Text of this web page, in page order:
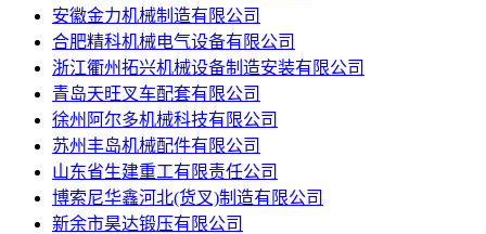
安徽金力机械制造有限公司
合肥精科机械电气设备有限公司
浙江衢州拓兴机械设备制造安装有限公司
青岛天旺叉车配套有限公司
徐州阿尔多机械科技有限公司
苏州丰岛机械配件有限公司
山东省生建重工有限责任公司
博索尼华鑫河北(货叉)制造有限公司
新余市昊达锻压有限公司